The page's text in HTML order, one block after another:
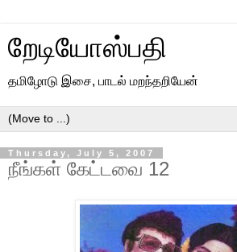
றேடியோஸ்பதி
தமிழோடு இசை, பாடல் மறந்தறியேன்
Thursday, July 5, 2007
நீங்கள் கேட்டவை 12